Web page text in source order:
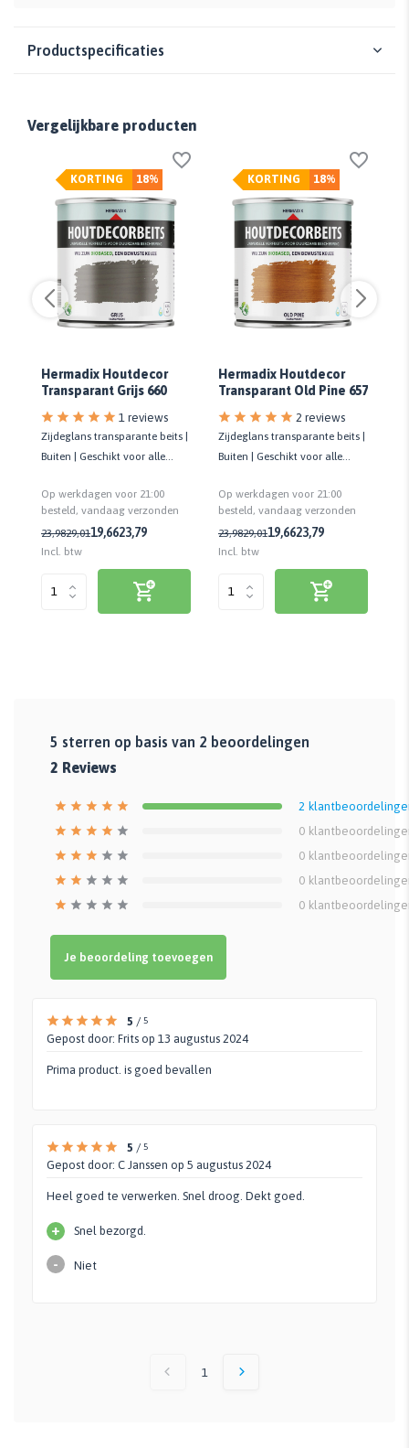
Productspecificaties
Vergelijkbare producten
18%
KORTING
Hermadix Houtdecor
Transparant Grijs 660
1 reviews
Zijdeglans transparante beits |
Buiten | Geschikt voor alle
Op werkdagen voor 21:00
besteld, vandaag verzonden
23,9829,0119,6623,79
Incl. btw
18%
KORTING
Hermadix Houtdecor
Transparant Old Pine 657
2 reviews
Zijdeglans transparante beits |
Buiten | Geschikt voor alle
Op werkdagen voor 21:00
besteld, vandaag verzonden
23,9829,0119,6623,79
Incl. btw
5 sterren op basis van 2 beoordelingen
2 Reviews
2
0
0
0
0
Je beoordeling toevoegen
5 / 5
Gepost door: Frits op 13 augustus 2024
Prima product. is goed bevallen
5 / 5
Gepost door: C Janssen op 5 augustus 2024
Heel goed te verwerken. Snel droog. Dekt goed.
+ Snel bezorgd.
- Niet
1